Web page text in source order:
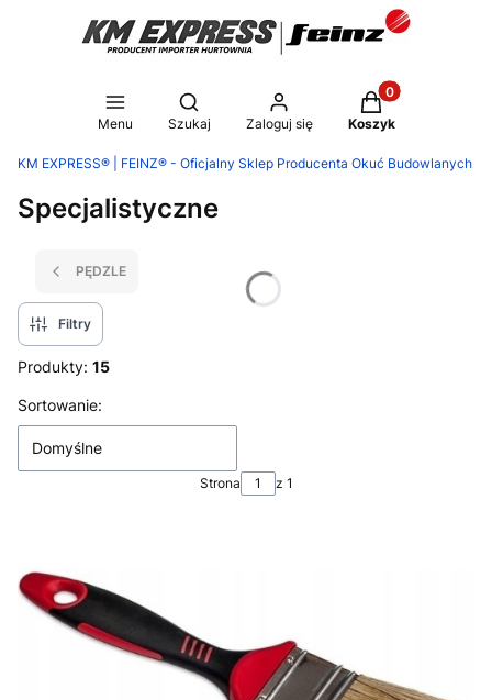
Menu
Otwórz wyszukiwarkę
Szukaj Zaloguj się
Produkty w
Koszyk
KM EXPRESS® | FEINZ® - Oficjalny Sklep Producenta Okuć Budowlanych
Specjalistyczne
PĘDZLE
Filtry
Produkty: 15
Lista produktów
Sortowanie:
Domyślne
Strona z 1